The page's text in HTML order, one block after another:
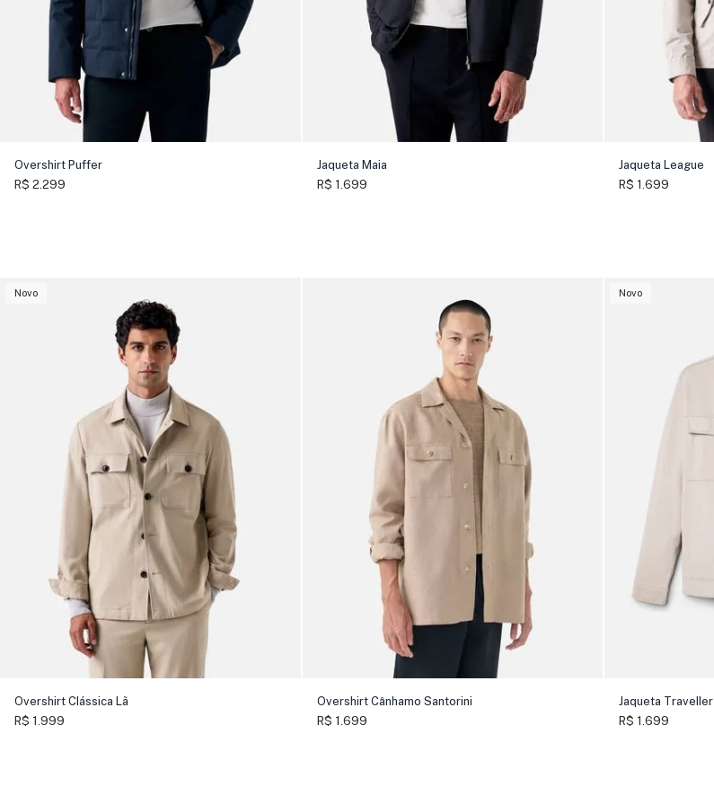
Overshirt Puffer
R$ 2.299
Jaqueta Maia
R$ 1.699
Jaqueta League
R$ 1.699
Novo
Overshirt Clássica Lã
R$ 1.999
Overshirt Cânhamo Santorini
R$ 1.699
Novo
Jaqueta Traveller
R$ 1.699